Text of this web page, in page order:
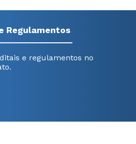
Regulamentos
e regulamentos no